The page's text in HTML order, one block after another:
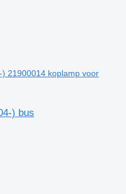
21900014 koplamp voor
) bus